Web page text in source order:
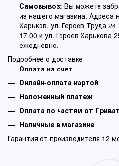
Самовывоз: Вы можете
из нашего магазина. Адреса
Харьков, ул. Героев Труда
17.00 и ул. Героев Харькова
ежедневно.
Подробнее о доставке
Оплата на счет
Онлайн-оплата картой
Наложенный платеж
Оплата по частям от
Наличные в магазине
Гарантия от производителя 12